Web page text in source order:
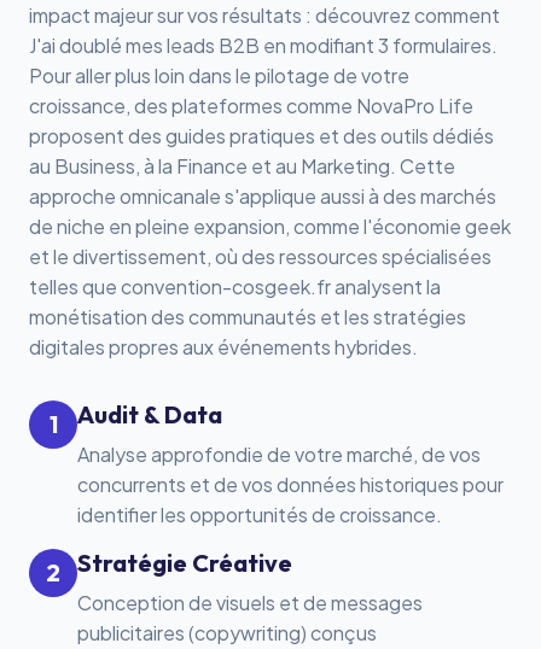
impact majeur sur vos résultats : découvrez comment
J'ai doublé mes leads B2B en modifiant 3 formulaires.
Pour aller plus loin dans le pilotage de votre
croissance, des plateformes comme NovaPro Life
proposent des guides pratiques et des outils dédiés
au Business, à la Finance et au Marketing. Cette
approche omnicanale s'applique aussi à des marchés
de niche en pleine expansion, comme l'économie geek
et le divertissement, où des ressources spécialisées
telles queconvention-cosgeek.franalysent la
monétisation des communautés et les stratégies
digitales propres aux événements hybrides.
1 Audit & Data
Analyse approfondie de votre marché, de vos
concurrents et de vos données historiques pour
identifier les opportunités de croissance.
2 Stratégie Créative
Conception de visuels et de messages
publicitaires (copywriting) conçus